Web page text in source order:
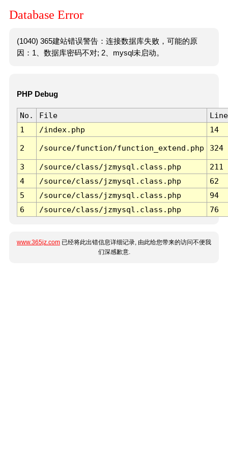
Database Error
(1040) 365建站错误警告：连接数据库失败，可能的原
因：1、数据库密码不对; 2、mysql未启动。
PHP Debug
No. File
Line
1
/index.php 14
2 /source/function/function_extend.php 324
3 /source/class/jzmysql.class.php
211
4
/source/class/jzmysql.class.php
62
5
/source/class/jzmysql.class.php
94
6
/source/class/jzmysql.class.php 76
www.365jz.com 已经将此出错信息详细记录, 由此给您带来的访问不便我
们深感歉意.